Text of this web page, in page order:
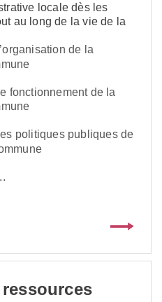
locale dès les
au long de la vie de la
’organisation de la
e fonctionnement de la
politiques publiques de